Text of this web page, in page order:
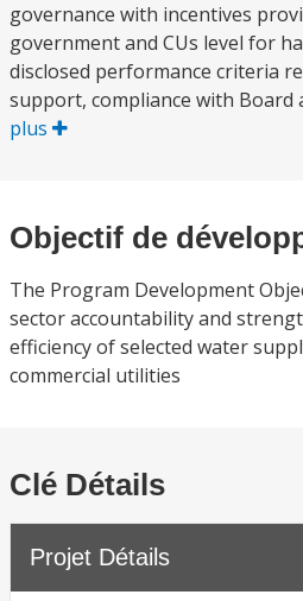
governance with incentives
government and CUs level for
disclosed performance criteria
support, compliance with Board
plus
Objectif de
The Program Development
sector accountability and
efficiency of selected water
commercial utilities
Clé Détails
Projet Détails